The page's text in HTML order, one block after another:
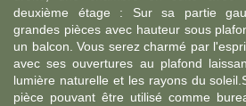
deuxième étage : Sur sa partie
grandes pièces avec hauteur sous
un balcon. Vous serez charmé par
avec ses ouvertures au plafond
lumière naturelle et les rayons du
pièce pouvant être utilisé comme